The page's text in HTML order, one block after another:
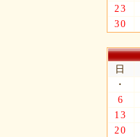
23
30
日
・
6
13
20